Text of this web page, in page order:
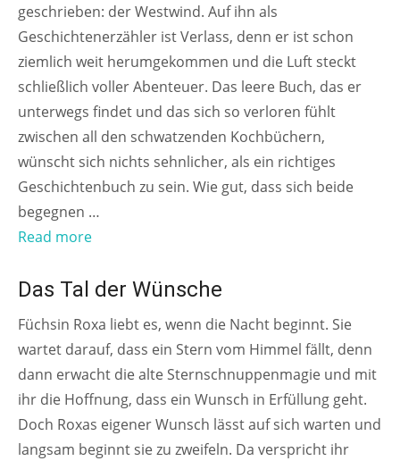
geschrieben: der Westwind. Auf ihn als
Geschichtenerzähler ist Verlass, denn er ist schon
ziemlich weit herumgekommen und die Luft steckt
schließlich voller Abenteuer. Das leere Buch, das er
unterwegs findet und das sich so verloren fühlt
zwischen all den schwatzenden Kochbüchern,
wünscht sich nichts sehnlicher, als ein richtiges
Geschichtenbuch zu sein. Wie gut, dass sich beide
begegnen …
Read more
AB 6 JAHREN
Das Tal der Wünsche
Füchsin Roxa liebt es, wenn die Nacht beginnt. Sie
wartet darauf, dass ein Stern vom Himmel fällt, denn
dann erwacht die alte Sternschnuppenmagie und mit
ihr die Hoffnung, dass ein Wunsch in Erfüllung geht.
Doch Roxas eigener Wunsch lässt auf sich warten und
langsam beginnt sie zu zweifeln. Da verspricht ihr